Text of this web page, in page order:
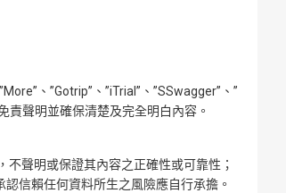
、”Gotrip”、”iTrial”、”SSwagger”、”
責聲明並確保清楚及完全明白內容。
聲明或保證其內容之正確性或可靠性；
信賴任何資料所生之風險應自行承擔。